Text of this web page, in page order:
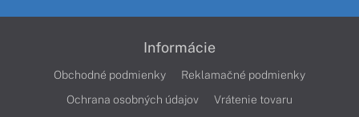
Informácie
Obchodné podmienky
Reklamačné podmienky
Ochrana osobných údajov
Vrátenie tovaru